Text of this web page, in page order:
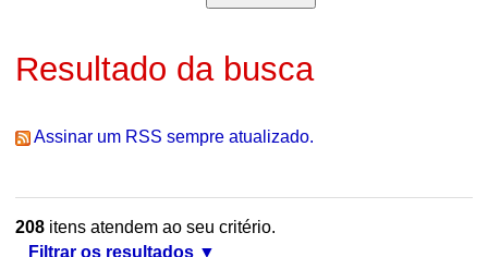
Resultado da busca
Assinar um RSS sempre atualizado.
208itens atendem ao seu critério.
Filtrar os resultados